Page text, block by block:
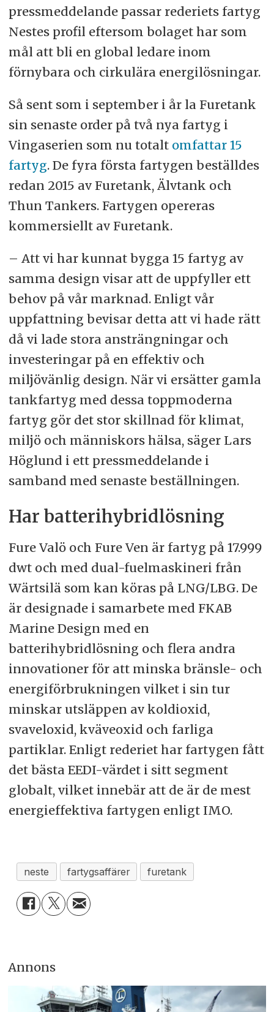
pressmeddelande passar rederiets fartyg
Nestes profil eftersom bolaget har som
mål att bli en global ledare inom
förnybara och cirkulära energilösningar.
Så sent som i september i år la Furetank
sin senaste order på två nya fartyg i
Vingaserien som nu totalt omfattar 15
fartyg. De fyra första fartygen beställdes
redan 2015 av Furetank, Älvtank och
Thun Tankers. Fartygen opereras
kommersiellt av Furetank.
– Att vi har kunnat bygga 15 fartyg av
samma design visar att de uppfyller ett
behov på vår marknad. Enligt vår
uppfattning bevisar detta att vi hade rätt
då vi lade stora ansträngningar och
investeringar på en effektiv och
miljövänlig design. När vi ersätter gamla
tankfartyg med dessa toppmoderna
fartyg gör det stor skillnad för klimat,
miljö och människors hälsa, säger Lars
Höglund i ett pressmeddelande i
samband med senaste beställningen.
Har batterihybridlösning
Fure Valö och Fure Ven är fartyg på 17.999
dwt och med dual-fuelmaskineri från
Wärtsilä som kan köras på LNG/LBG. De
är designade i samarbete med FKAB
Marine Design med en
batterihybridlösning och flera andra
innovationer för att minska bränsle- och
energiförbrukningen vilket i sin tur
minskar utsläppen av koldioxid,
svaveloxid, kväveoxid och farliga
partiklar. Enligt rederiet har fartygen fått
det bästa EEDI-värdet i sitt segment
globalt, vilket innebär att de är de mest
energieffektiva fartygen enligt IMO.
neste fartygsaffärer furetank
Annons